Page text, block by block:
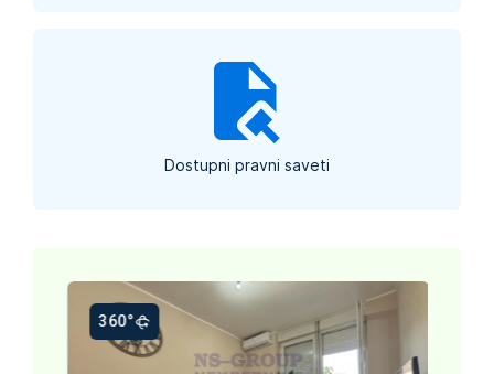
Dostupni pravni saveti
360°